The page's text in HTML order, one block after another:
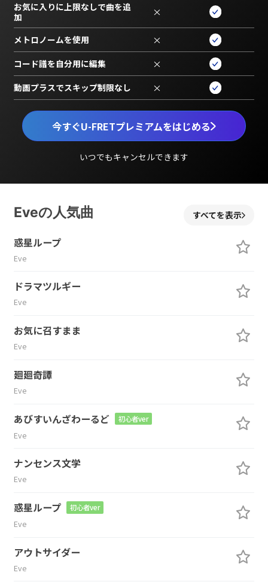
今すぐU-FRETプレミアムをはじめる
いつでもキャンセルできます
お気に入りに上限なしで曲を追
加
×
メトロノームを使用 ×
コード譜を自分用に編集 ×
動画プラスでスキップ制限なし ×
Eveの人気曲 すべてを表示
惑星ループ
Eve
ドラマツルギー
Eve
お気に召すまま
Eve
廻廻奇譚
Eve
あびすいんざわーるど 初心者ver
Eve
ナンセンス文学
Eve
惑星ループ 初心者ver
Eve
アウトサイダー
Eve